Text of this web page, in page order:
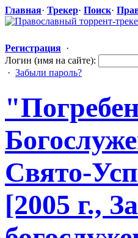
Главная· Трекер· Поиск·
Регистрация ·
Логин (имя на сайте):
· Забыли пароль?
"Погребе
Свято-
[2005 г.,